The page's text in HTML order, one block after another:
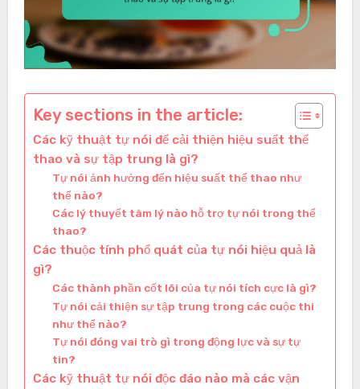
Key sections in the article:
Các kỹ thuật tự nói để cải thiện hiệu suất thể
thao và sự tập trung là gì?
Tự nói ảnh hưởng đến hiệu suất thể thao như
thế nào?
Các lý thuyết tâm lý nào hỗ trợ tự nói trong thể
thao?
Các thuộc tính phổ quát của tự nói hiệu quả là
gì?
Các thành phần cốt lõi của tự nói tích cực là gì?
Tự nói cải thiện sự tập trung trong các cuộc thi
như thế nào?
Tự nói đóng vai trò gì trong động lực và sự tự
tin?
Các kỹ thuật tự nói độc đáo nào mà các vận